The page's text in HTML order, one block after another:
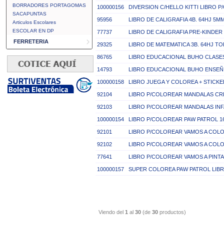
BORRADORES PORTAGOMAS
SACAPUNTAS
Articulos Escolares
ESCOLAR EN DP
FERRETERIA
100000156 DIVERSION C/HELLO KITTI LIBRO
95956 LIBRO DE CALIGRAFIA 4B. 64HJ
77737 LIBRO DE CALIGRAFIA PRE-
29325 LIBRO DE MATEMATICA 3B. 64HJ
86765 LIBRO EDUCACIONAL BUHO
14793 LIBRO EDUCACIONAL BUHO
100000158 LIBRO JUEGA Y COLOREA +
92104 LIBRO P/COLOREAR MANDALAS
92103 LIBRO P/COLOREAR MANDALAS
100000154 LIBRO P/COLOREAR PAW PATROL
92101 LIBRO P/COLOREAR VAMOS A
92102 LIBRO P/COLOREAR VAMOS A
77641 LIBRO P/COLOREAR VAMOS A
100000157 SUPER COLOREA PAW PATROL
Viendo del 1 al 30 (de 30 productos)